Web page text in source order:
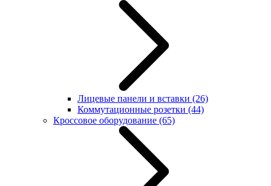
Лицевые панели и вставки (26)
Коммутационные розетки (44)
Кроссовое оборудование (65)